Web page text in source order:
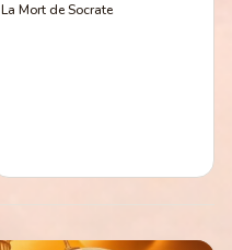
La Mort de Socrate